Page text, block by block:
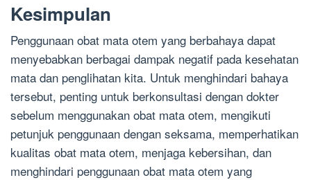
Kesimpulan
Penggunaan obat mata otem yang berbahaya dapat
menyebabkan berbagai dampak negatif pada kesehatan
mata dan penglihatan kita. Untuk menghindari bahaya
tersebut, penting untuk berkonsultasi dengan dokter
sebelum menggunakan obat mata otem, mengikuti
petunjuk penggunaan dengan seksama, memperhatikan
kualitas obat mata otem, menjaga kebersihan, dan
menghindari penggunaan obat mata otem yang